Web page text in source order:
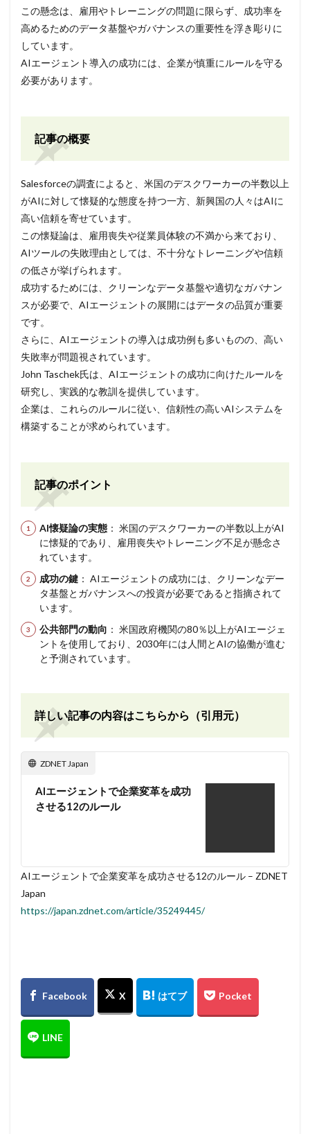
この懸念は、雇用やトレーニングの問題に限らず、成功率を
高めるためのデータ基盤やガバナンスの重要性を浮き彫りに
しています。
AIエージェント導入の成功には、企業が慎重にルールを守る
必要があります。
記事の概要
Salesforceの調査によると、米国のデスクワーカーの半数以上
がAIに対して懐疑的な態度を持つ一方、新興国の人々はAIに
高い信頼を寄せています。
この懐疑論は、雇用喪失や従業員体験の不満から来ており、
AIツールの失敗理由としては、不十分なトレーニングや信頼
の低さが挙げられます。
成功するためには、クリーンなデータ基盤や適切なガバナン
スが必要で、AIエージェントの展開にはデータの品質が重要
です。
さらに、AIエージェントの導入は成功例も多いものの、高い
失敗率が問題視されています。
John Taschek氏は、AIエージェントの成功に向けたルールを
研究し、実践的な教訓を提供しています。
企業は、これらのルールに従い、信頼性の高いAIシステムを
構築することが求められています。
記事のポイント
AI懐疑論の実態 ： 米国のデスクワーカーの半数以上がAI
に懐疑的であり、雇用喪失やトレーニング不足が懸念さ
れています。
成功の鍵 ： AIエージェントの成功には、クリーンなデー
タ基盤とガバナンスへの投資が必要であると指摘されて
います。
公共部門の動向 ： 米国政府機関の80％以上がAIエージェ
ントを使用しており、2030年には人間とAIの協働が進む
と予測されています。
詳しい記事の内容はこちらから（引用元）
ZDNET Japan
AIエージェントで企業変革を成功
させる12のルール
AIエージェントで企業変革を成功させる12のルール – ZDNET
Japan
https://japan.zdnet.com/article/35249445/